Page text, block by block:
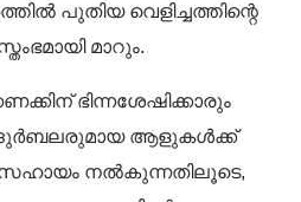
പുതിയ വെളിച്ചത്തിന്റെ
മാറും.
ഭിന്നശേഷിക്കാരും
ദുർബലരുമായ ആളുകൾക്ക്
നൽകുന്നതിലൂടെ,